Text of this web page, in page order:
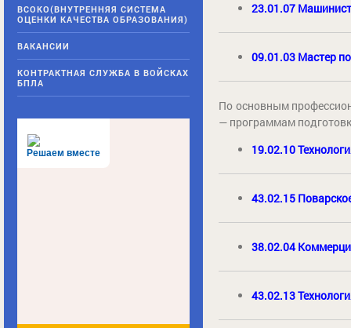
ВСОКО(ВНУТРЕННЯЯ СИСТЕМА
ОЦЕНКИ КАЧЕСТВА ОБРАЗОВАНИЯ)
ВАКАНСИИ
КОНТРАКТНАЯ СЛУЖБА В ВОЙСКАХ
БПЛА
Решаем вместе
23.01.07
09.01.03 Мастер
По основным
— программам
19.02.10
43.02.15
38.02.04
43.02.13